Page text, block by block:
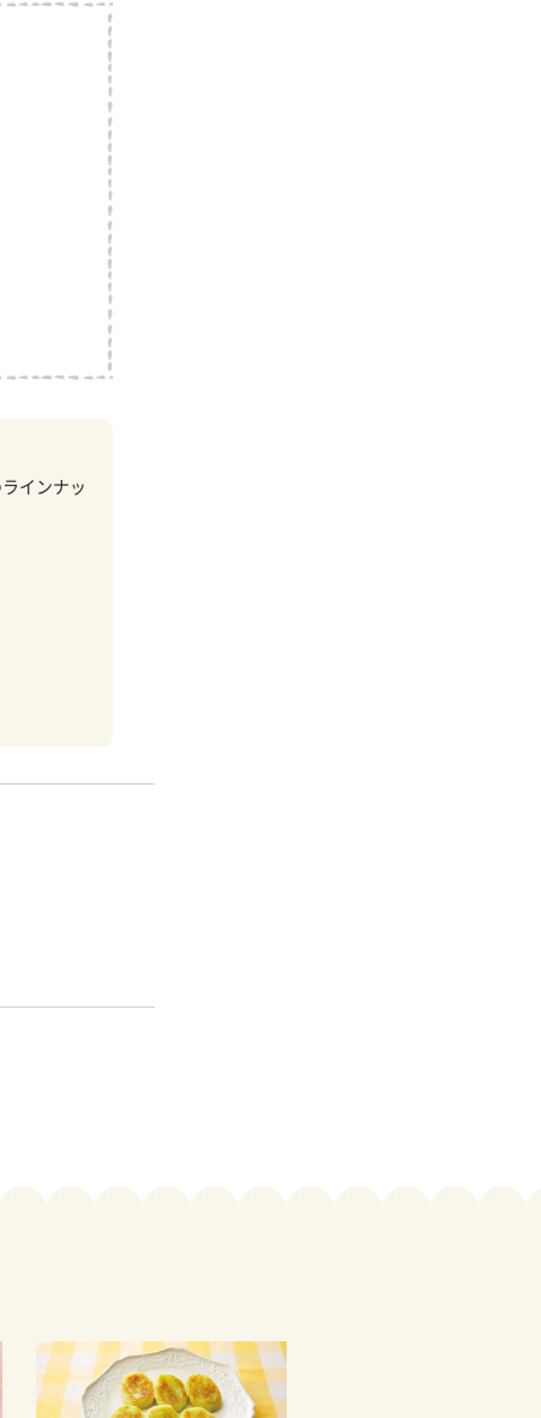
ラインナッ